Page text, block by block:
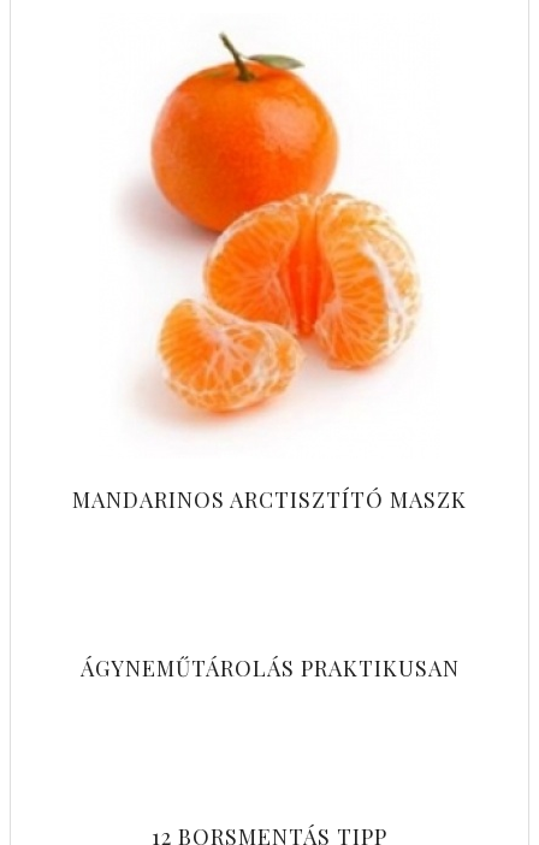
MANDARINOS ARCTISZTÍTÓ MASZK
ÁGYNEMŰTÁROLÁS PRAKTIKUSAN
12 BORSMENTÁS TIPP